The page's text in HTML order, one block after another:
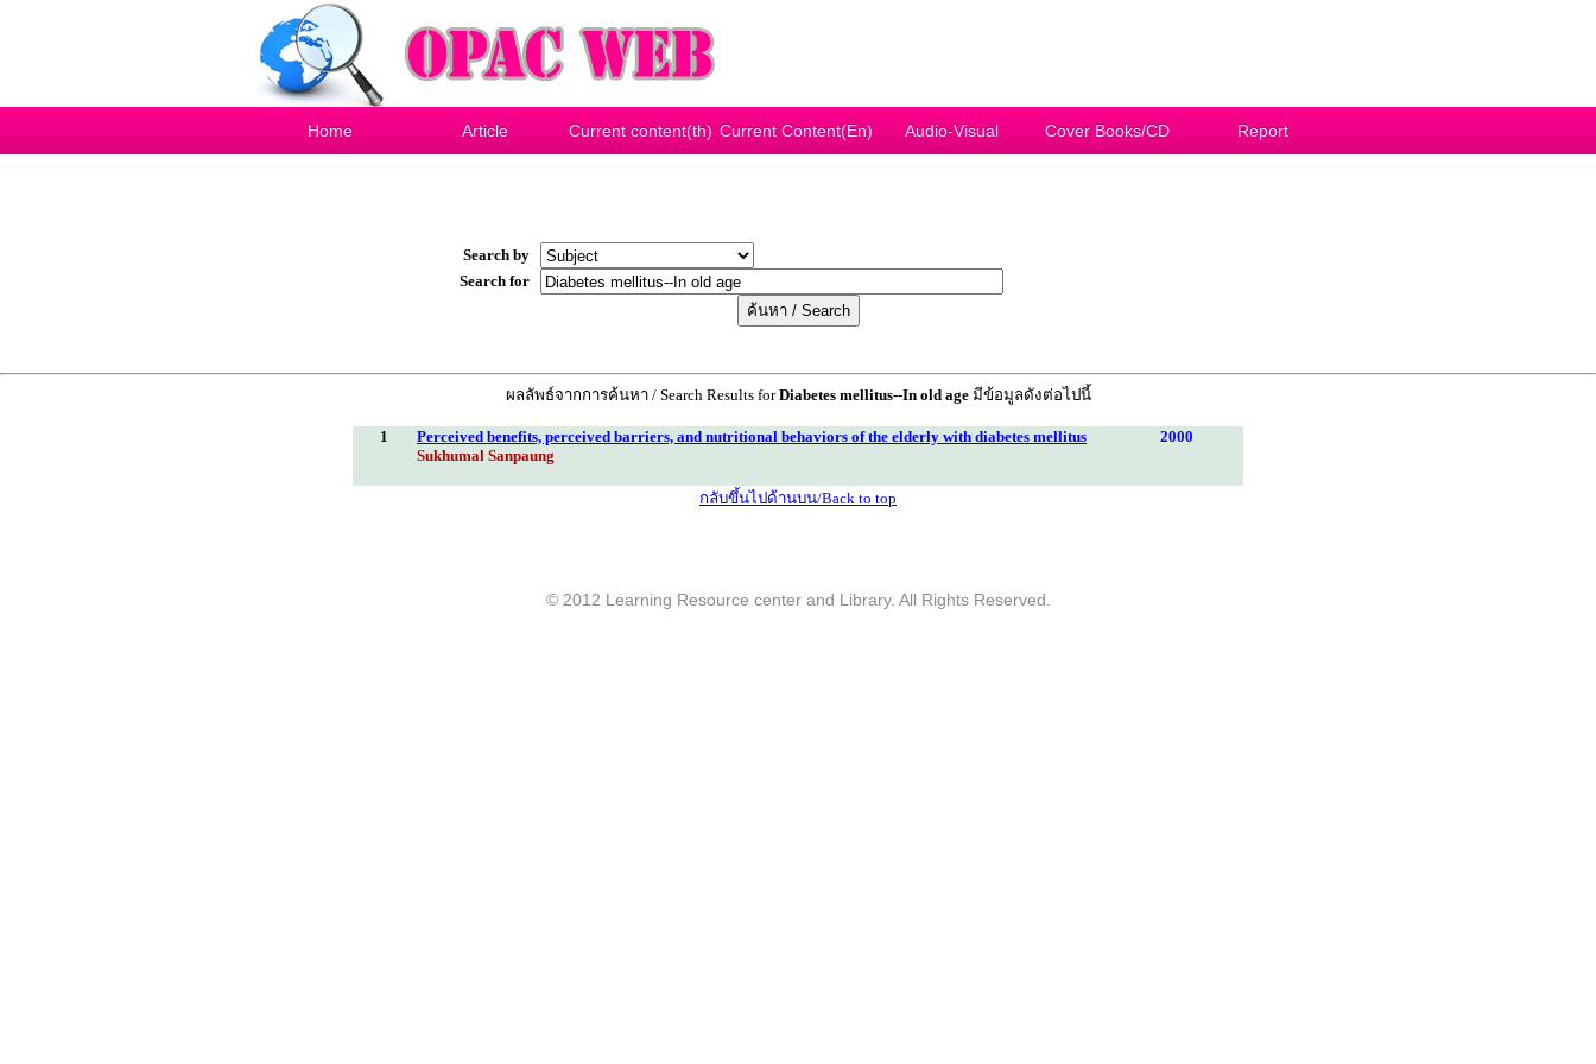
Home Article Current content(th) Current Content(En) Audio-Visual Cover Books/CD Report
Search by
Search for
ผลลัพธ์จากการค้นหา / Search Results forDiabetes mellitus--In old ageมีข้อมูลดังต่อไปนี้
1
Perceived benefits, perceived barriers, and nutritional behaviors of the elderly with diabetes mellitus
Sukhumal Sanpaung
2000
กลับขึ้นไปด้านบน/Back to top
© 2012 Learning Resource center and Library. All Rights Reserved.